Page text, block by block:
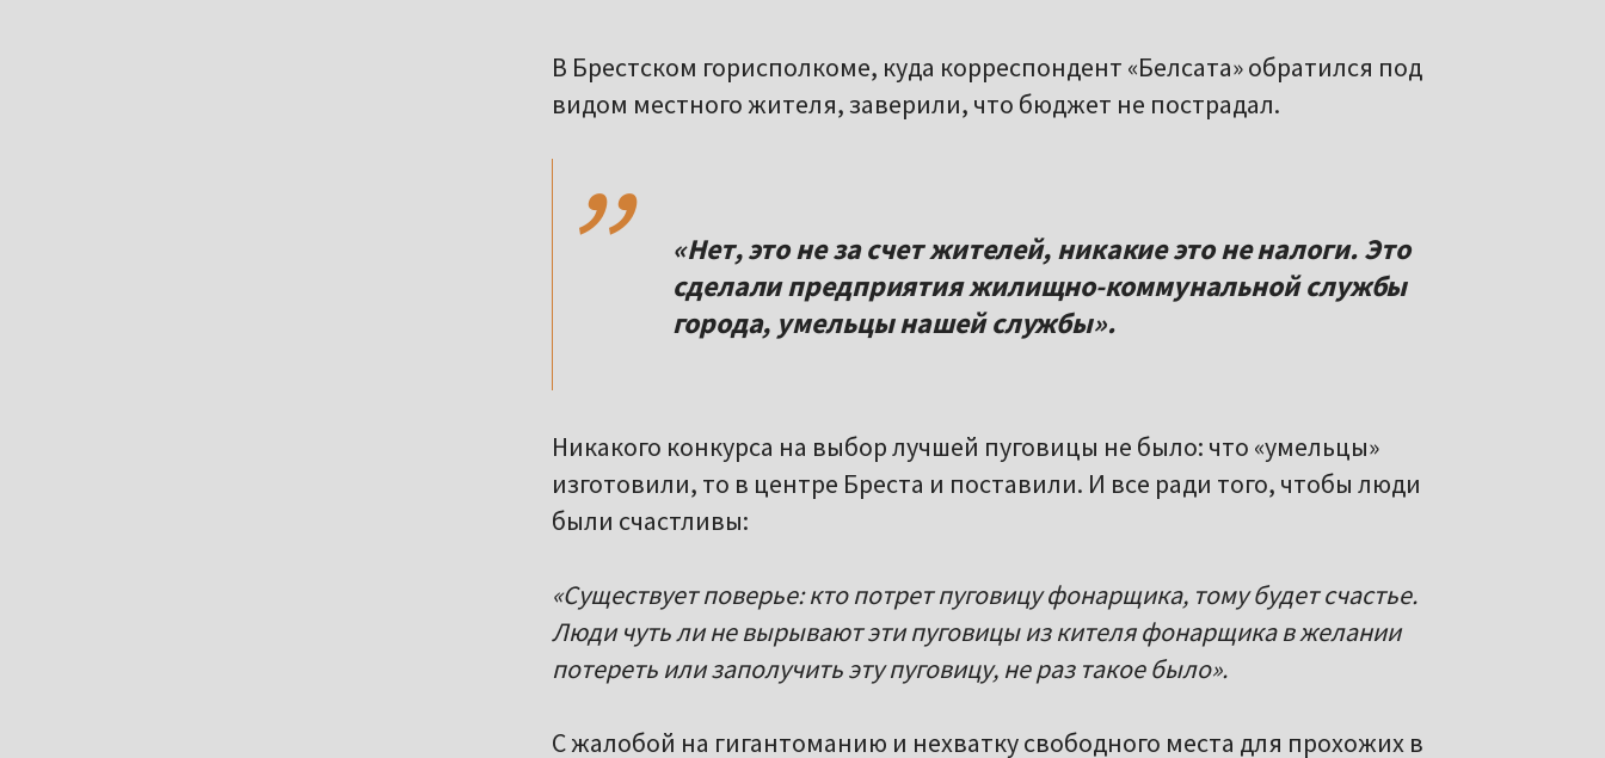
В Брестском горисполкоме, куда корреспондент «Белсата» обратился под
видом местного жителя, заверили, что бюджет не пострадал.
,,
«Нет, это не за счет жителей, никакие это не налоги. Это
сделали предприятия жилищно-коммунальной службы
города, умельцы нашей службы».
Никакого конкурса на выбор лучшей пуговицы не было: что «умельцы»
изготовили, то в центре Бреста и поставили. И все ради того, чтобы люди
были счастливы:
«Существует поверье: кто потрет пуговицу фонарщика, тому будет счастье.
Люди чуть ли не вырывают эти пуговицы из кителя фонарщика в желании
потереть или заполучить эту пуговицу, не раз такое было».
С жалобой на гигантоманию и нехватку свободного места для прохожих в